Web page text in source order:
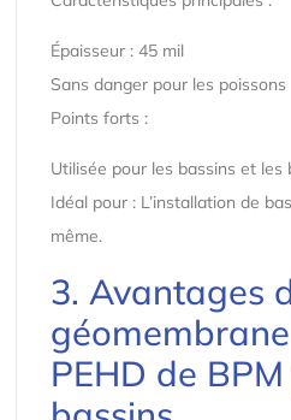
Épaisseur : 45 mil
Sans danger pour les poissons
Points forts :
Utilisée pour les bassins et les
Idéal pour : L’installation de
même.
3. Avantages
PEHD de